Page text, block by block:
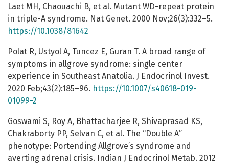
Laet MH, Chaouachi B, et al. Mutant WD-repeat protein
in triple-A syndrome. Nat Genet. 2000 Nov;26(3):332–5.
https://10.1038/81642
Polat R, Ustyol A, Tuncez E, Guran T. A broad range of
symptoms in allgrove syndrome: single center
experience in Southeast Anatolia. J Endocrinol Invest.
2020 Feb;43(2):185–96. https://10.1007/s40618-019-
01099-2
Goswami S, Roy A, Bhattacharjee R, Shivaprasad KS,
Chakraborty PP, Selvan C, et al. The “Double A”
phenotype: Portending Allgrove’s syndrome and
averting adrenal crisis. Indian J Endocrinol Metab. 2012